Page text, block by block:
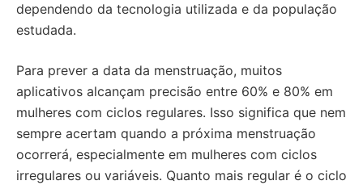
dependendo da tecnologia utilizada e da população
estudada.
Para prever a data da menstruação, muitos
aplicativos alcançam precisão entre 60% e 80% em
mulheres com ciclos regulares. Isso significa que nem
sempre acertam quando a próxima menstruação
ocorrerá, especialmente em mulheres com ciclos
irregulares ou variáveis. Quanto mais regular é o ciclo